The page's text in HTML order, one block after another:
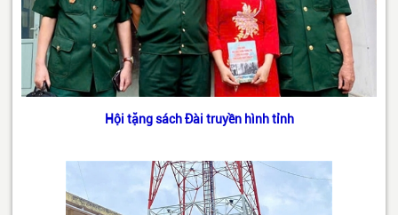
Hội tặng sách Đài truyền hình tỉnh